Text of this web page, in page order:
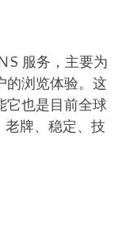
服务，主要为
的浏览体验。这
它也是目前全球
牌、稳定、技